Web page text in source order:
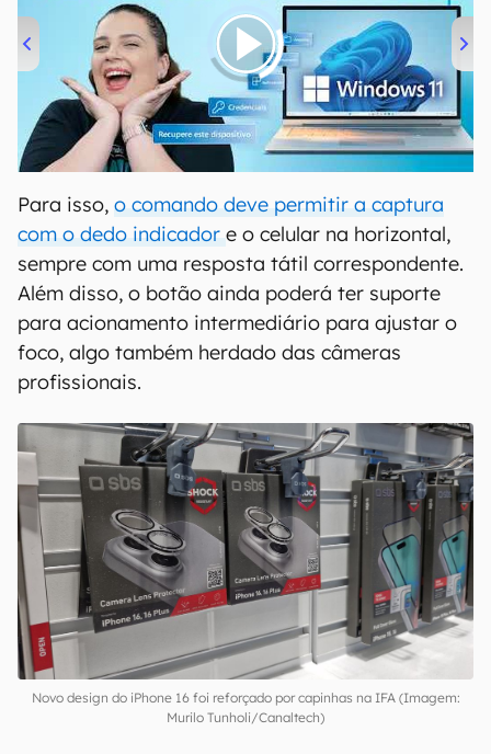
00:00 04:52
Para isso, o comando deve permitir a captura
com o dedo indicador e o celular na horizontal,
sempre com uma resposta tátil correspondente.
Além disso, o botão ainda poderá ter suporte
para acionamento intermediário para ajustar o
foco, algo também herdado das câmeras
profissionais.
Novo design do iPhone 16 foi reforçado por capinhas na IFA (Imagem:
Murilo Tunholi/Canaltech)